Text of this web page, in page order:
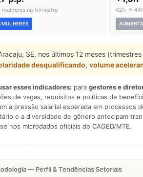
mulheres no trimestre
MULHERES
42h →
SE, nos últimos 12 meses
desqualificando, volume
esses indicadores: para gestores e
de vagas, requisitos e políticas de
a pressão salarial esperada em processos
e a diversidade de gênero antecipam
nos microdados oficiais do CAGED/MTE.
— Perfil & Tendências Setoriais